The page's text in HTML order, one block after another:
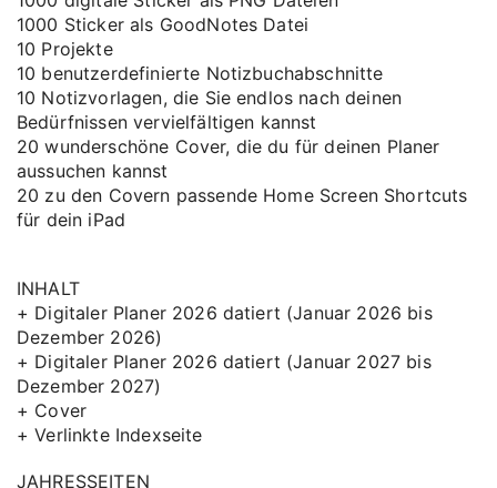
1000 Sticker als GoodNotes Datei
10 Projekte
10 benutzerdefinierte Notizbuchabschnitte
10 Notizvorlagen, die Sie endlos nach deinen
Bedürfnissen vervielfältigen kannst
20 wunderschöne Cover, die du für deinen Planer
aussuchen kannst
20 zu den Covern passende Home Screen Shortcuts
für dein iPad
INHALT
+ Digitaler Planer 2026 datiert (Januar 2026 bis
Dezember 2026)
+ Digitaler Planer 2026 datiert (Januar 2027 bis
Dezember 2027)
+ Cover
+ Verlinkte Indexseite
JAHRESSEITEN